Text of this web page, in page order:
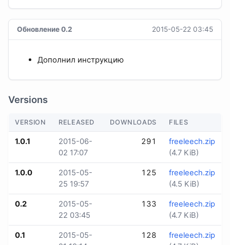
Обновление 0.2 2015-05-22 03:45
Дополнил инструкцию
Versions
VERSION RELEASED DOWNLOADS FILES
1.0.1
2015-06-
02 17:07
291
freeleech.zip
(4.7 KiB)
1.0.0
2015-05-
25 19:57
125
freeleech.zip
(4.5 KiB)
0.2
2015-05-
22 03:45
133
freeleech.zip
(4.7 KiB)
0.1
2015-05-
128
freeleech.zip